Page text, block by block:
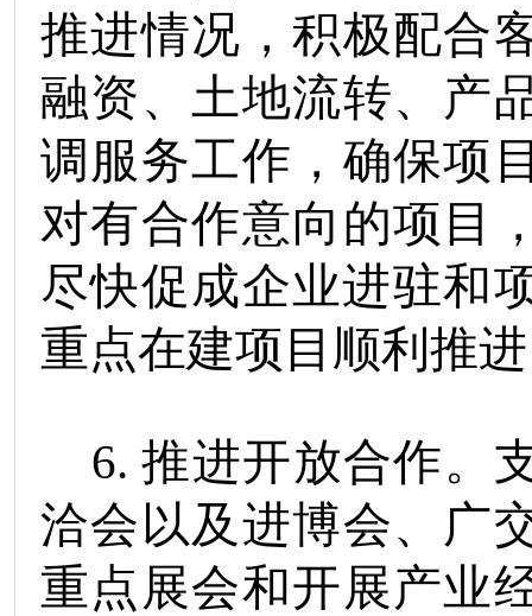
推进情况，积极配合
融资、土地流转、产
调服务工作，确保项
对有合作意向的项目
尽快促成企业进驻和
重点在建项目顺利推
6. 推进开放合作。
洽会以及进博会、广
重点展会和开展产业